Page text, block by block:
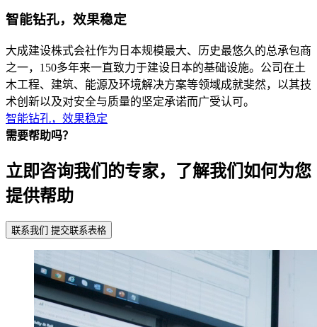
智能钻孔，效果稳定
大成建设株式会社作为日本规模最大、历史最悠久的总承包商
之一，150多年来一直致力于建设日本的基础设施。公司在土
木工程、建筑、能源及环境解决方案等领域成就斐然，以其技
术创新以及对安全与质量的坚定承诺而广受认可。
智能钻孔，效果稳定
需要帮助吗？
立即咨询我们的专家，了解我们如何为您
提供帮助
联系我们 提交联系表格